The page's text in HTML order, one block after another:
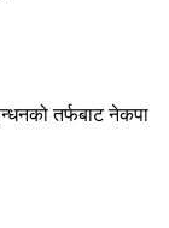
तर्फबाट नेकपा